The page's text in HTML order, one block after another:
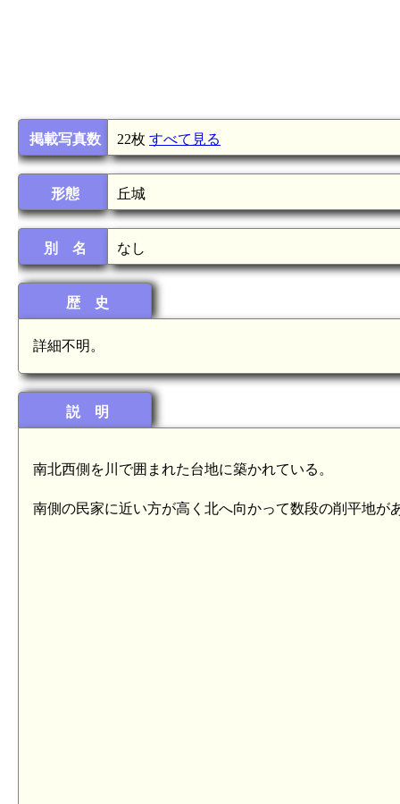
掲載写真数 22枚 すべて見る
形態 丘城
別 名 なし
歴 史
詳細不明。
説 明
南北西側を川で囲まれた台地に築かれている。
南側の民家に近い方が高く北へ向かって数段の削平地が